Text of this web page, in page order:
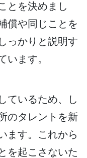
とを決めまし
償や同 じことを
っかりと説明す
います。
ているため、し
のタレントを新
ます。これから
を起こさないた